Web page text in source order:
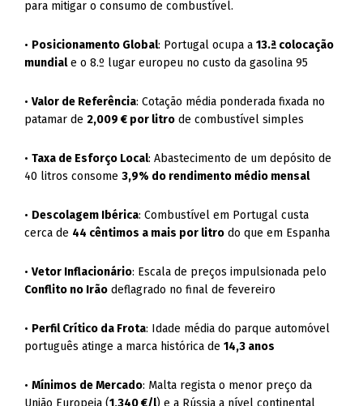
para mitigar o consumo de combustível.
• Posicionamento Global: Portugal ocupa a13.ª colocação
mundiale o 8.º lugar europeu no custo da gasolina 95
•Valor de Referência: Cotação média ponderada fixada no
patamar de2,009 € por litro de combustível simples
•Taxa de Esforço Local: Abastecimento de um depósito de
40 litros consome3,9% do rendimento médio mensal
• Descolagem Ibérica: Combustível em Portugal custa
cerca de 44 cêntimos a mais por litro do que em Espanha
•Vetor Inflacionário: Escala de preços impulsionada pelo
Conflito no Irão deflagrado no final de fevereiro
• Perfil Crítico da Frota: Idade média do parque automóvel
português atinge a marca histórica de14,3 anos
•Mínimos de Mercado: Malta regista o menor preço da
União Europeia (1,340 €/l) e a Rússia a nível continental